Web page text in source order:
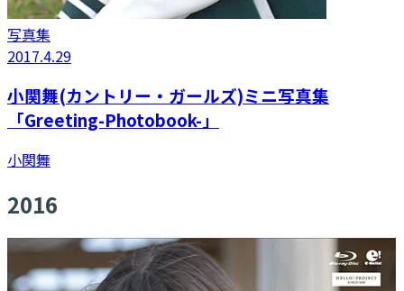
写真集
2017.4.29
小関舞(カントリー・ガールズ)ミニ写真集
「Greeting-Photobook-」
小関舞
2016